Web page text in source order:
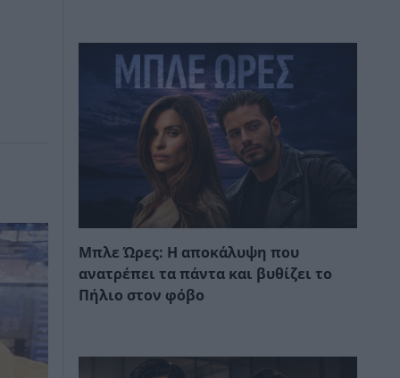
Μπλε Ώρες: Η αποκάλυψη που
ανατρέπει τα πάντα και βυθίζει το
Πήλιο στον φόβο